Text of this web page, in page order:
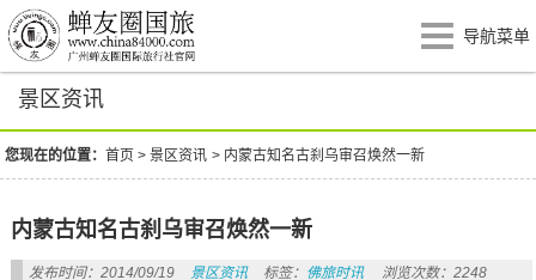
导航菜单
景区资讯
您现在的位置：首页 >景区资讯 > 内蒙古知名古刹乌审召焕然一新
内蒙古知名古刹乌审召焕然一新
发布时间：2014/09/19 景区资讯 标签： 佛旅时讯 浏览次数：2248